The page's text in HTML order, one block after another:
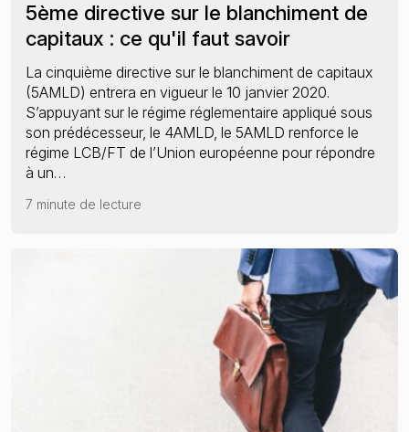
5ème directive sur le blanchiment de
capitaux : ce qu'il faut savoir
La cinquième directive sur le blanchiment de capitaux
(5AMLD) entrera en vigueur le 10 janvier 2020.
S’appuyant sur le régime réglementaire appliqué sous
son prédécesseur, le 4AMLD, le 5AMLD renforce le
régime LCB/FT de l’Union européenne pour répondre
à un…
7 minute de lecture